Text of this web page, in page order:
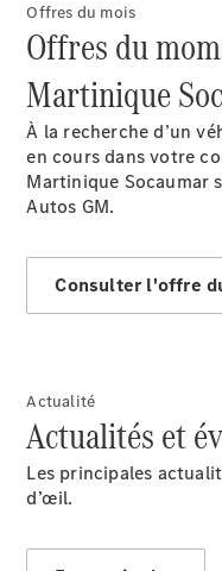
Après-
Benz
Services
d’origine
Offres du mois
Offres du
Martinique
À la recherche d’un
en cours dans votre
Martinique Socaumar
Autos GM.
Consulter l'offre
Actualité
Actualités et
Les principales
d’œil.